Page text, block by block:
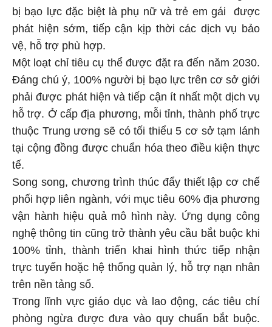
bị bạo lực đặc biệt là phụ nữ và trẻ em gái được
phát hiện sớm, tiếp cận kịp thời các dịch vụ bảo
vệ, hỗ trợ phù hợp.
Một loạt chỉ tiêu cụ thể được đặt ra đến năm 2030.
Đáng chú ý, 100% người bị bạo lực trên cơ sở giới
phải được phát hiện và tiếp cận ít nhất một dịch vụ
hỗ trợ. Ở cấp địa phương, mỗi tỉnh, thành phố trực
thuộc Trung ương sẽ có tối thiểu 5 cơ sở tạm lánh
tại cộng đồng được chuẩn hóa theo điều kiện thực
tế.
Song song, chương trình thúc đẩy thiết lập cơ chế
phối hợp liên ngành, với mục tiêu 60% địa phương
vận hành hiệu quả mô hình này. Ứng dụng công
nghệ thông tin cũng trở thành yêu cầu bắt buộc khi
100% tỉnh, thành triển khai hình thức tiếp nhận
trực tuyến hoặc hệ thống quản lý, hỗ trợ nạn nhân
trên nền tảng số.
Trong lĩnh vực giáo dục và lao động, các tiêu chí
phòng ngừa được đưa vào quy chuẩn bắt buộc.